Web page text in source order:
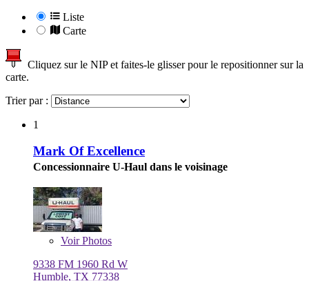
Liste
Carte
Cliquez sur le NIP et faites-le glisser pour le repositionner sur la
carte.
Trier par :
1
Mark Of Excellence
Concessionnaire U-Haul dans le voisinage
VoirPhotos
9338 FM 1960 Rd W
Humble, TX 77338